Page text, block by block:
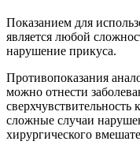
Показанием для
является любой
нарушение прикуса.
Противопоказания
можно отнести
сложные случаи
хирургического